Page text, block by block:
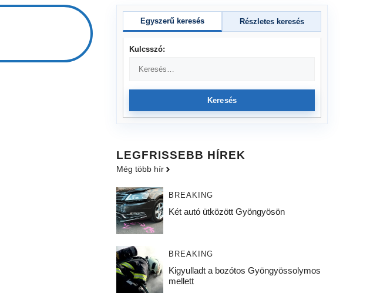
Egyszerű keresés Részletes keresés
Kulcsszó:
Keresés
LEGFRISSEBB HÍREK
Még több hír
BREAKING
Két autó ütközött Gyöngyösön
BREAKING
Kigyulladt a bozótos Gyöngyössolymos
mellett